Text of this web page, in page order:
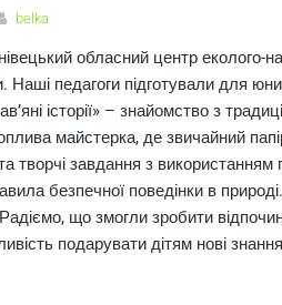
belka
обласний центр еколого-
Наші педагоги підготували для
історії» – знайомство з
майстерка, де звичайний
творчі завдання з використанням
безпечної поведінки в природі.
Радіємо, що змогли зробити
подарувати дітям нові